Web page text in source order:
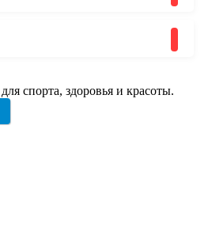
спорта, здоровья и красоты.